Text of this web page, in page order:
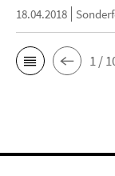
18.04.2018
1 /